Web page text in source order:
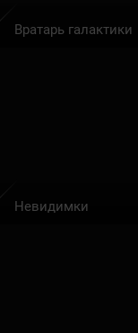
Вратарь галактики
Невидимки